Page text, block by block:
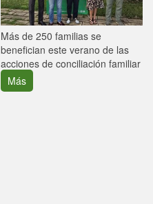
Más de 250 familias se
benefician este verano de las
acciones de conciliación familiar
Más